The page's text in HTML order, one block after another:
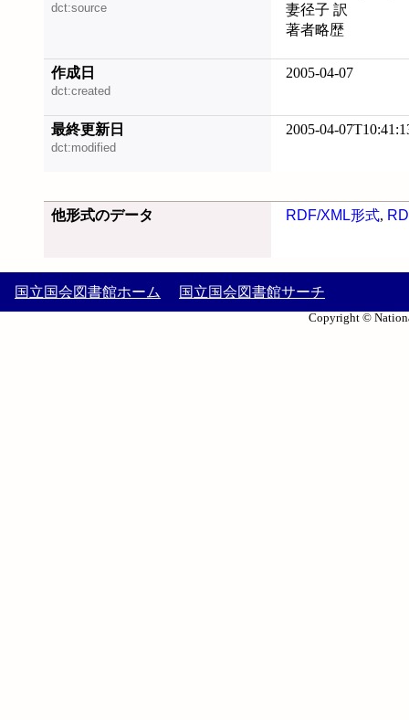
dct:source
妻径子 訳
著者略歴
作成日
dct:created
2005-04-07
最終更新日
dct:modified
2005-04-
他形式のデータ RDF/XML形式,
国立国会図書館ホーム 国立国会図書館サーチ
Copyright ©